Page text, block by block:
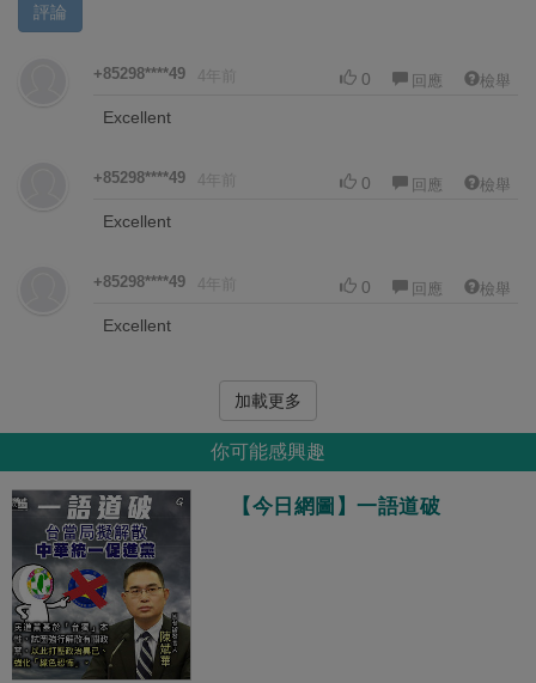
評論
+85298****49 4年前 0 回應 檢舉
Excellent
+85298****49 4年前 0 回應 檢舉
Excellent
+85298****49 4年前 0 回應 檢舉
Excellent
加載更多
你可能感興趣
【今日網圖】一語道破